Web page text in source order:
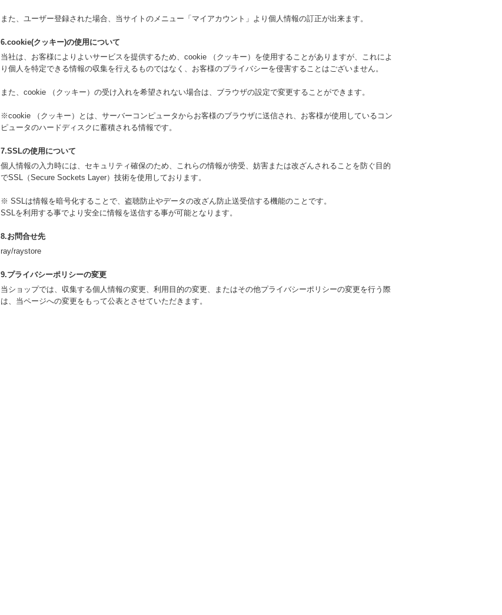
また、ユーザー登録された場合、当サイトのメニュー「マイアカウント」より個人情報の訂正が出来ます。
6.cookie(クッキー)の使用について
当社は、お客様によりよいサービスを提供するため、cookie （クッキー）を使用することがありますが、これによ
り個人を特定できる情報の収集を行えるものではなく、お客様のプライバシーを侵害することはございません。
また、cookie （クッキー）の受け入れを希望されない場合は、ブラウザの設定で変更することができます。
※cookie （クッキー）とは、サーバーコンピュータからお客様のブラウザに送信され、お客様が使用しているコン
ピュータのハードディスクに蓄積される情報です。
7.SSLの使用について
個人情報の入力時には、セキュリティ確保のため、これらの情報が傍受、妨害または改ざんされることを防ぐ目的
でSSL（Secure Sockets Layer）技術を使用しております。
※ SSLは情報を暗号化することで、盗聴防止やデータの改ざん防止送受信する機能のことです。
SSLを利用する事でより安全に情報を送信する事が可能となります。
8.お問合せ先
ray/raystore
9.プライバシーポリシーの変更
当ショップでは、収集する個人情報の変更、利用目的の変更、またはその他プライバシーポリシーの変更を行う際
は、当ページへの変更をもって公表とさせていただきます。